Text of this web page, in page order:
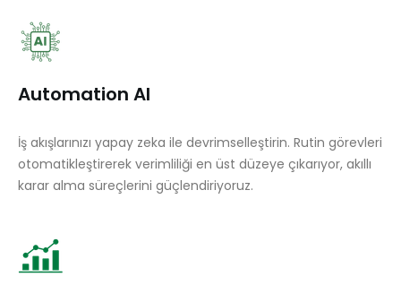
Automation AI
İş akışlarınızı yapay zeka ile devrimselleştirin. Rutin görevleri
otomatikleştirerek verimliliği en üst düzeye çıkarıyor, akıllı
karar alma süreçlerini güçlendiriyoruz.